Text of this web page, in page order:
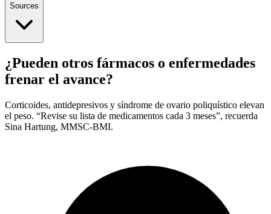
Sources
¿Pueden otros fármacos o enfermedades
frenar el avance?
Corticoides, antidepresivos y síndrome de ovario poliquístico elevan
el peso. “Revise su lista de medicamentos cada 3 meses”, recuerda
Sina Hartung, MMSC-BMI.